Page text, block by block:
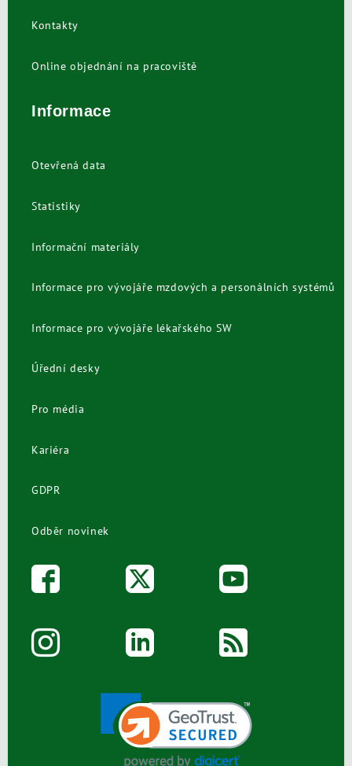
Kontakty
Online objednání na pracoviště
Informace
Otevřená data
Statistiky
Informační materiály
Informace pro vývojáře mzdových a personálních systémů
Informace pro vývojáře lékařského SW
Úřední desky
Pro média
Kariéra
GDPR
Odběr novinek